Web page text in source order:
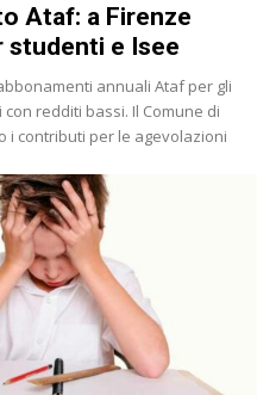
Ataf: a Firenze
studenti e Isee
annuali Ataf per gli
redditi bassi. Il Comune di
i contributi per le agevolazioni